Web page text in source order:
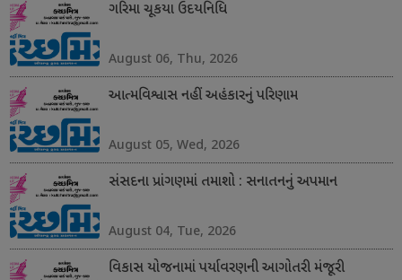
ગરિમા ચૂકયા ઉદયનિધિ
August 06, Thu, 2026
આત્મવિશ્વાસ નહીં અહંકારનું પરિણામ
August 05, Wed, 2026
સંસદના પ્રાંગણમાં તમાશો : સનાતનનું અપમાન
August 04, Tue, 2026
વિકાસ યોજનામાં પર્યાવરણની આગોતરી મંજૂરી